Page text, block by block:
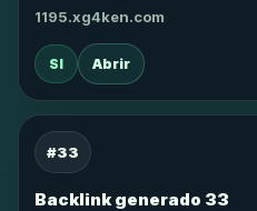
1195.xg4ken.com
SI Abrir
#33
Backlink generado 33